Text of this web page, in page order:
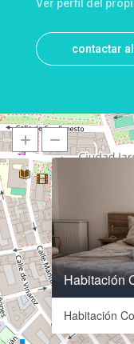
Ver perfil del
contactar
Habitación
Habitación